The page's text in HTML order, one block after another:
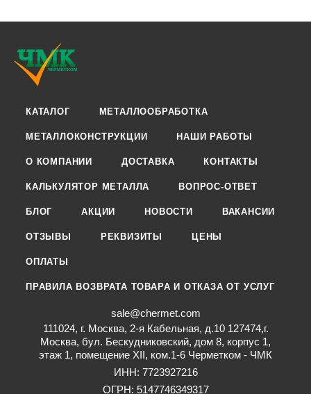
КАТАЛОГ МЕТАЛЛООБРАБОТКА
МЕТАЛЛОКОНСТРУКЦИИ НАШИ РАБОТЫ
О КОМПАНИИ ДОСТАВКА КОНТАКТЫ
КАЛЬКУЛЯТОР МЕТАЛЛА ВОПРОС-ОТВЕТ
БЛОГ АКЦИИ НОВОСТИ ВАКАНСИИ
ОТЗЫВЫ РЕКВИЗИТЫ ЦЕНЫ
ОПЛАТЫ
ПРАВИЛА ВОЗВРАТА ТОВАРА И ОТКАЗА ОТ УСЛУГ
sale@chermet.com
111024, г. Москва, 2-я Кабельная, д.10 127474,г.
Москва, бул. Бескудниковский, дом 8, корпус 1,
этаж 1, помещение XII, ком.1-6 Черметком - ЧМК
ИНН: 7723927216
ОГРН: 5147746349317